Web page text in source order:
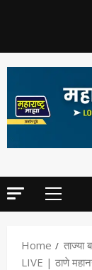
Home
ताज्या
LIVE | ठाणे